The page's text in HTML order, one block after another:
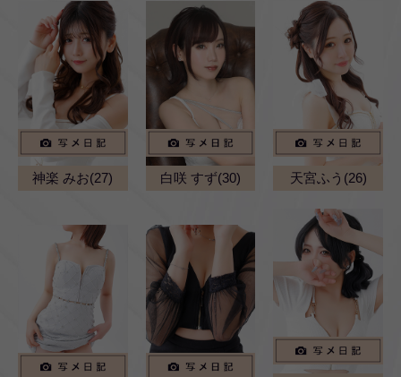
神楽 みお(27) 白咲 すず(30) 天宮ふう(26)